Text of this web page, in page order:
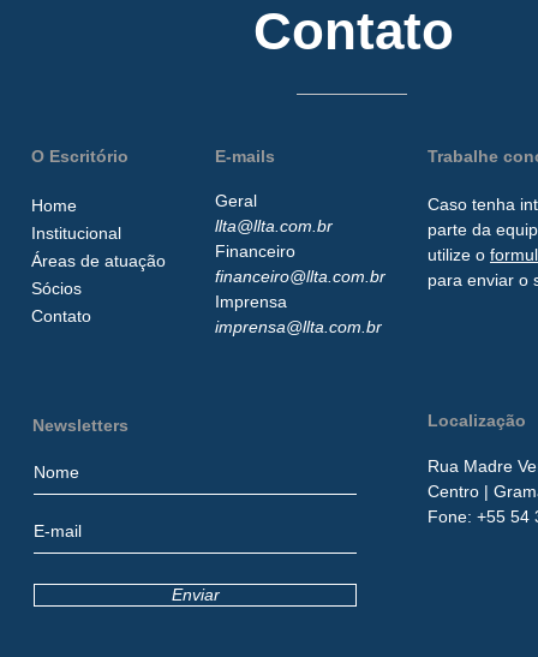
Contato
O Escritório
Home
Institucional
Áreas de atuação
Sócios
Contato
E-mails
Geral
llta@llta.com.br
Financeiro
financeiro@llta.com.br
Imprensa
imprensa@llta.com.br
Trabalhe
Caso tenha
parte da
utilize o
para enviar o
Enviar
Newsletters Localização
Rua Madre
Centro |
​Fone: +55 54